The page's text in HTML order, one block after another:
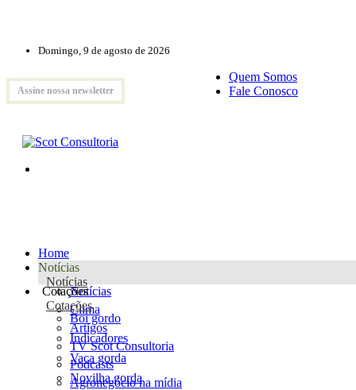
Domingo, 9 de agosto de 2026
Assine nossa newsletter
Quem Somos
Fale Conosco
Home
Notícias
Notícias
Notícias
Clima
Artigos
TV Scot Consultoria
Podcasts
Agronegócio na mídia
Cotações
Cotações
Boi gordo
Indicadores
Vaca gorda
Novilha gorda